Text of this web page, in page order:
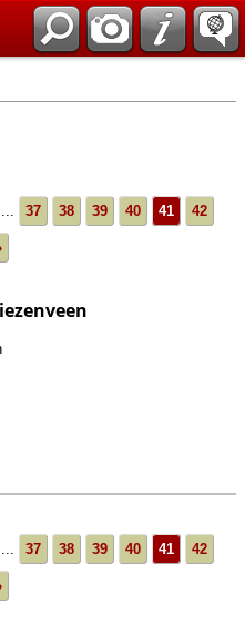
... 37 38 39 40 41 42
... 37 38 39 40 41 42